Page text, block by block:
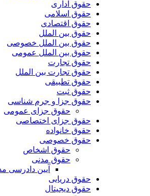
حقوق اداری
حقوق اسلامی
حقوق اقتصادی
حقوق بین الملل
حقوق بین الملل خصوصی
حقوق بین الملل عمومی
حقوق تجارت
حقوق تجارت بین الملل
حقوق تطبیقی
حقوق ثبت
حقوق جزا و جرم شناسی
حقوق جزای عمومی
حقوق جزای اختصاصی
حقوق خانواده
حقوق خصوصی
حقوق اشخاص
حقوق مدنی
آیین دادرسی
حقوق دریایی
حقوق دیجیتال